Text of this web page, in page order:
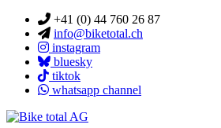
+41 (0) 44 760 26 87
info@biketotal.ch
instagram
bluesky
tiktok
whatsapp channel